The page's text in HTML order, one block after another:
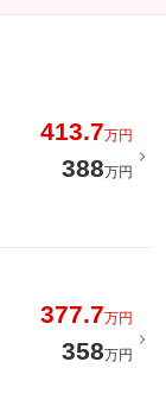
413.7万円
388万円
377.7万円
358万円